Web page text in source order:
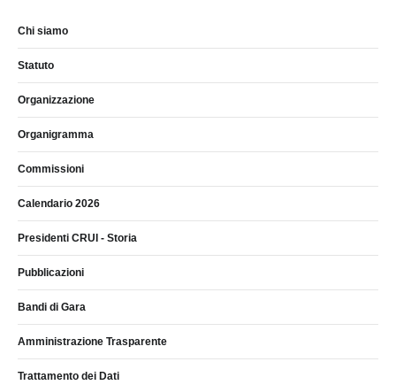
Chi siamo
Statuto
Organizzazione
Organigramma
Commissioni
Calendario 2026
Presidenti CRUI - Storia
Pubblicazioni
Bandi di Gara
Amministrazione Trasparente
Trattamento dei Dati